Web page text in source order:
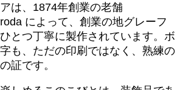
は、1874年創業の老舗
によって、創業の地グレーフ
とつ丁寧に製作されています。ボ
も、ただの印刷ではなく、熟練の
証です。